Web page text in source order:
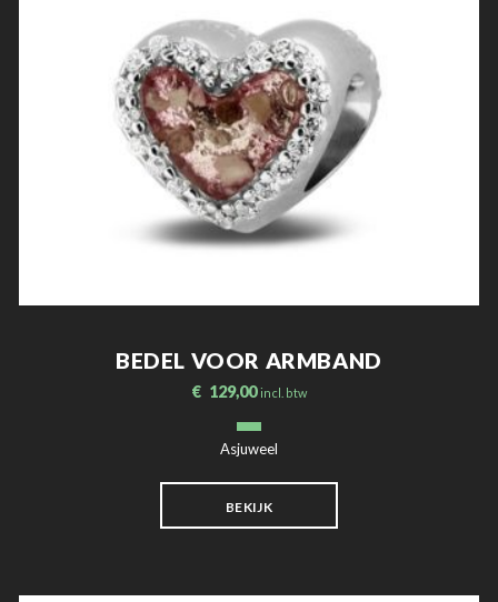
BEDEL VOOR ARMBAND
€ 129,00 incl. btw
Asjuweel
BEKIJK